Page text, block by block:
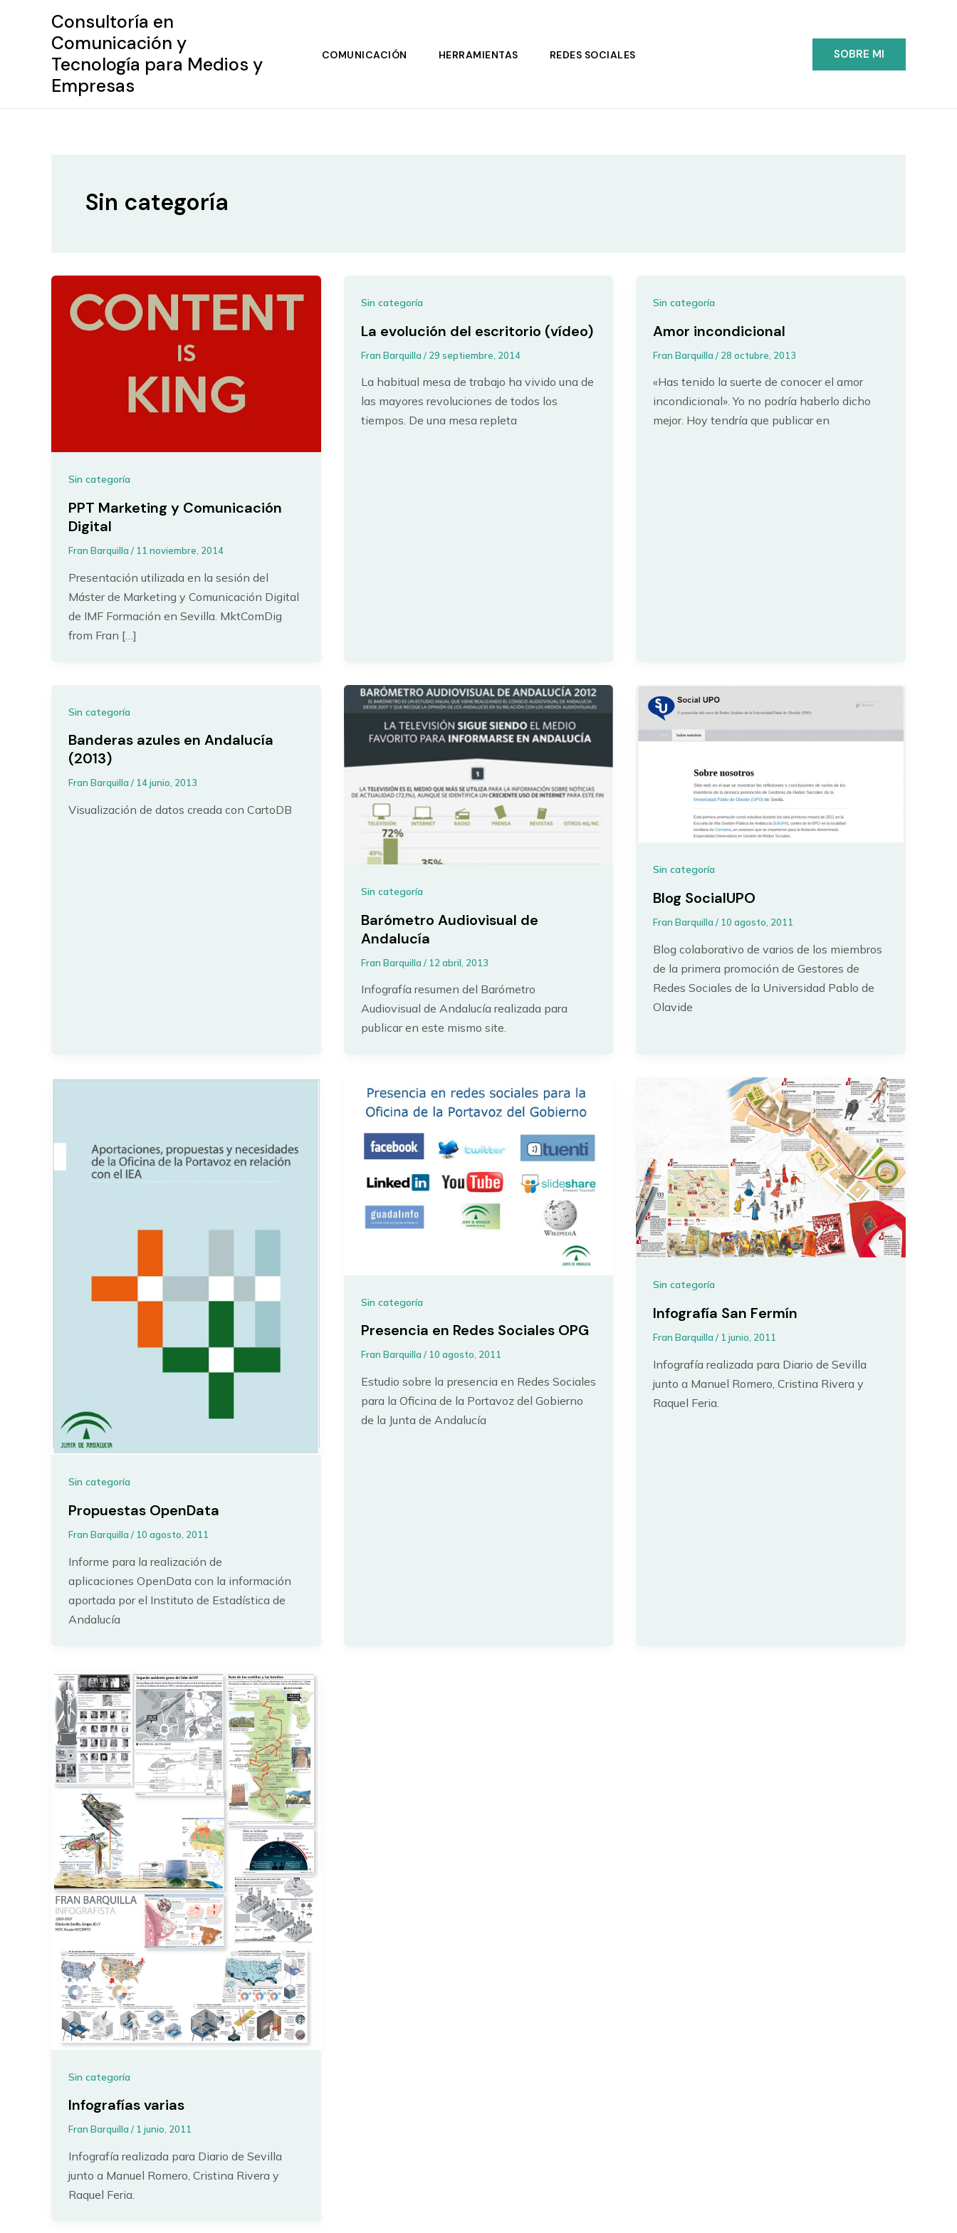
Consultoría en
Comunicación y
Tecnología para Medios y
Empresas
COMUNICACIÓN HERRAMIENTAS REDES SOCIALES SOBRE MI
Sin categoría
Sin categoría
PPT Marketing y Comunicación
Digital
Fran Barquilla/ 11 noviembre, 2014
Presentación utilizada en la sesión del
Máster de Marketing y Comunicación Digital
de IMF Formación en Sevilla. MktComDig
from Fran […]
Sin categoría
La evolución del escritorio (vídeo)
Fran Barquilla/ 29 septiembre, 2014
La habitual mesa de trabajo ha vivido una de
las mayores revoluciones de todos los
tiempos. De una mesa repleta
Sin categoría
Amor incondicional
Fran Barquilla/ 28 octubre, 2013
«Has tenido la suerte de conocer el amor
incondicional». Yo no podría haberlo dicho
mejor. Hoy tendría que publicar en
Sin categoría
Banderas azules en Andalucía
(2013)
Fran Barquilla/ 14 junio, 2013
Visualización de datos creada con CartoDB
Sin categoría
Barómetro Audiovisual de
Andalucía
Fran Barquilla/ 12 abril, 2013
Infografía resumen del Barómetro
Audiovisual de Andalucía realizada para
publicar en este mismo site.
Sin categoría
Blog SocialUPO
Fran Barquilla/ 10 agosto, 2011
Blog colaborativo de varios de los miembros
de la primera promoción de Gestores de
Redes Sociales de la Universidad Pablo de
Olavide
Sin categoría
Propuestas OpenData
Fran Barquilla/ 10 agosto, 2011
Informe para la realización de
aplicaciones OpenData con la información
aportada por el Instituto de Estadística de
Andalucía
Sin categoría
Presencia en Redes Sociales OPG
Fran Barquilla/ 10 agosto, 2011
Estudio sobre la presencia en Redes Sociales
para la Oficina de la Portavoz del Gobierno
de la Junta de Andalucía
Sin categoría
Infografía San Fermín
Fran Barquilla/ 1 junio, 2011
Infografía realizada para Diario de Sevilla
junto a Manuel Romero, Cristina Rivera y
Raquel Feria.
Sin categoría
Infografías varias
Fran Barquilla/ 1 junio, 2011
Infografía realizada para Diario de Sevilla
junto a Manuel Romero, Cristina Rivera y
Raquel Feria.